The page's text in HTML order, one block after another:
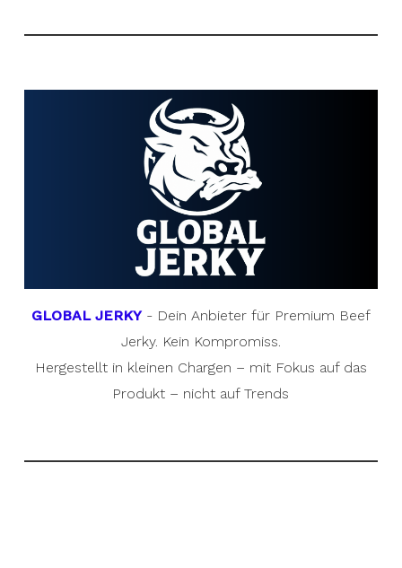
GLOBAL JERKY- Dein Anbieter für Premium Beef
Jerky. Kein Kompromiss.
Hergestellt in kleinen Chargen – mit Fokus auf das
Produkt – nicht auf Trends